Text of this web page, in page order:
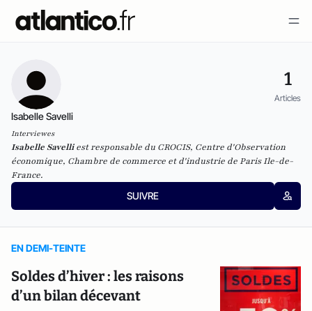
1
Articles
Isabelle Savelli
Interviewes
Isabelle Savelliest responsable du CROCIS, Centre d'Observation
économique, Chambre de commerce et d'industrie de Paris Ile-de-
France.
SUIVRE
EN DEMI-TEINTE
Soldes d’hiver : les raisons
d’un bilan décevant